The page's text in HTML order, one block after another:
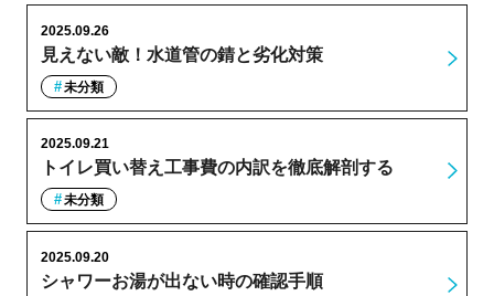
見えない敵！水道管の錆と劣化対策
2025.09.26
未分類
トイレ買い替え工事費の内訳を徹底解剖する
2025.09.21
未分類
シャワーお湯が出ない時の確認手順
2025.09.20